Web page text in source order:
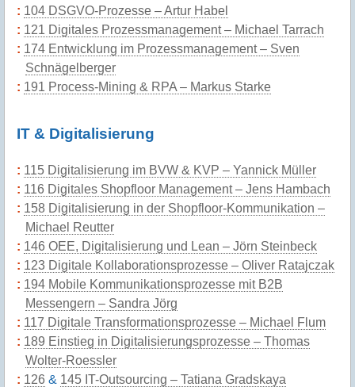
104 DSGVO-Prozesse – Artur Habel
121 Digitales Prozessmanagement – Michael Tarrach
174 Entwicklung im Prozessmanagement – Sven
Schnägelberger
191 Process-Mining & RPA – Markus Starke
IT & Digitalisierung
115 Digitalisierung im BVW & KVP – Yannick Müller
116 Digitales Shopfloor Management – Jens Hambach
158 Digitalisierung in der Shopfloor-Kommunikation –
Michael Reutter
146 OEE, Digitalisierung und Lean – Jörn Steinbeck
123 Digitale Kollaborationsprozesse – Oliver Ratajczak
194 Mobile Kommunikationsprozesse mit B2B
Messengern – Sandra Jörg
117 Digitale Transformationsprozesse – Michael Flum
189 Einstieg in Digitalisierungsprozesse – Thomas
Wolter-Roessler
126 & 145 IT-Outsourcing – Tatiana Gradskaya